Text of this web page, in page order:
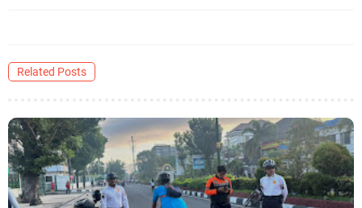
Related Posts